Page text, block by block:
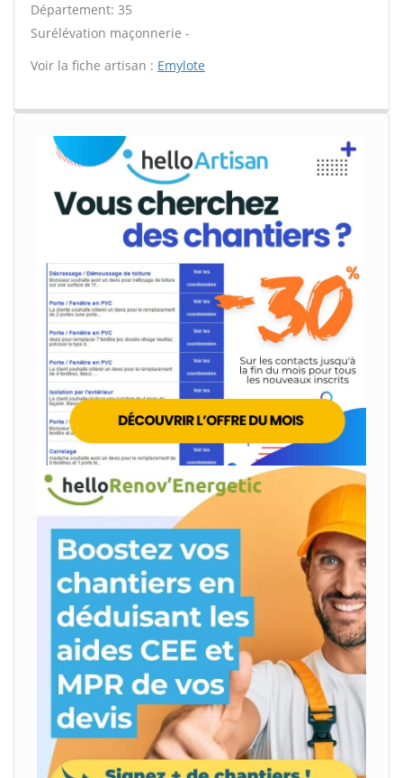
Département: 35
Surélévation maçonnerie -
Voir la fiche artisan : Emylote